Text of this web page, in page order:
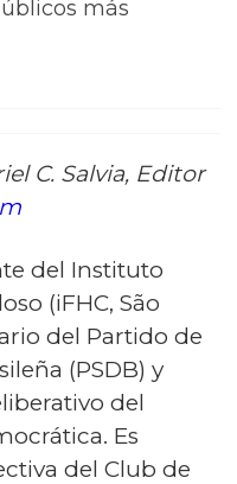
más
C. Salvia, Editor
del Instituto
(iFHC, São
del Partido de
(PSDB) y
del
Es
del Club de